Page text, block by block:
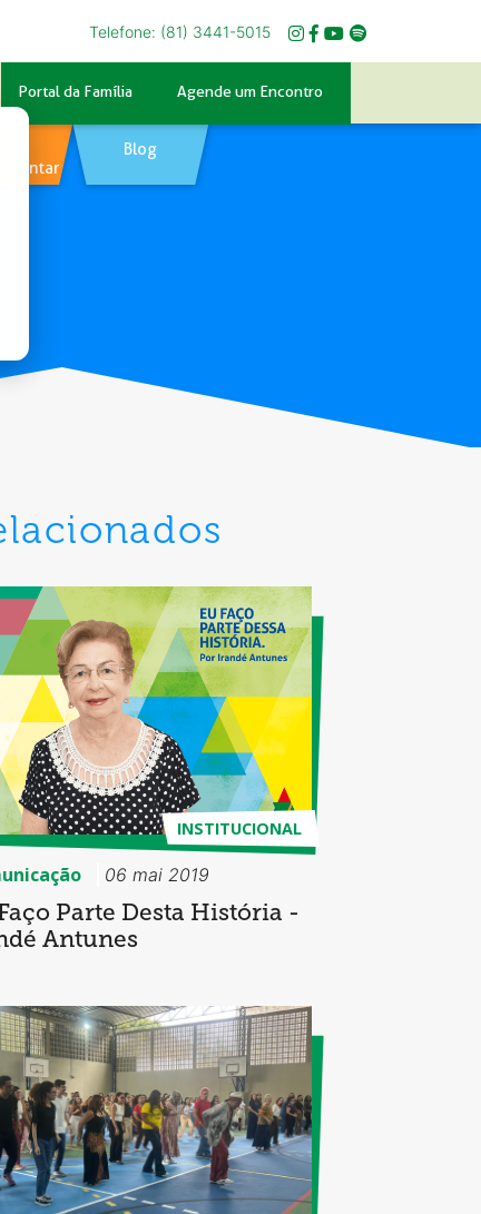
Telefone: (81) 3441-5015
Portal da Família Agende um Encontro
Blog
INSTITUCIONAL
06 mai 2019
Parte Desta História -
Antunes